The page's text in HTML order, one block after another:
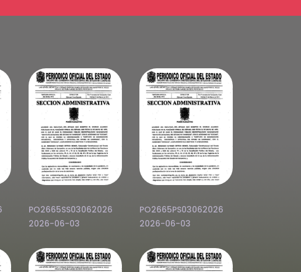
PO2665SS03062026
2026-06-03
PO2665PS03062026
2026-06-03